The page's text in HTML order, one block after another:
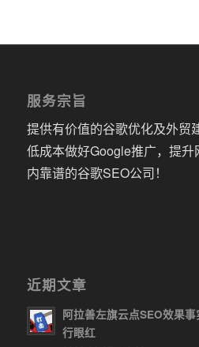
服务宗旨
提供有价值的谷歌优化及外贸
低成本做好Google推广，提
内靠谱的谷歌SEO公司！
近期文章
阿拉善左旗云点SEO效果
行眼红